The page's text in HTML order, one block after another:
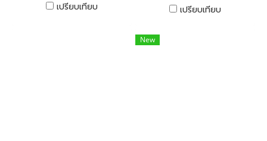
เปรียบเทียบ
เปรียบเทียบ
New